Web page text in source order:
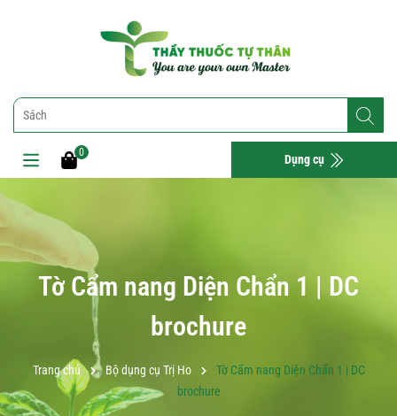
0 Dụng cụ
Tờ Cẩm nang Diện Chẩn 1 | DC
brochure
Trang chủ Bộ dụng cụ Trị Ho
Tờ Cẩm nang Diện Chẩn 1 | DC
brochure